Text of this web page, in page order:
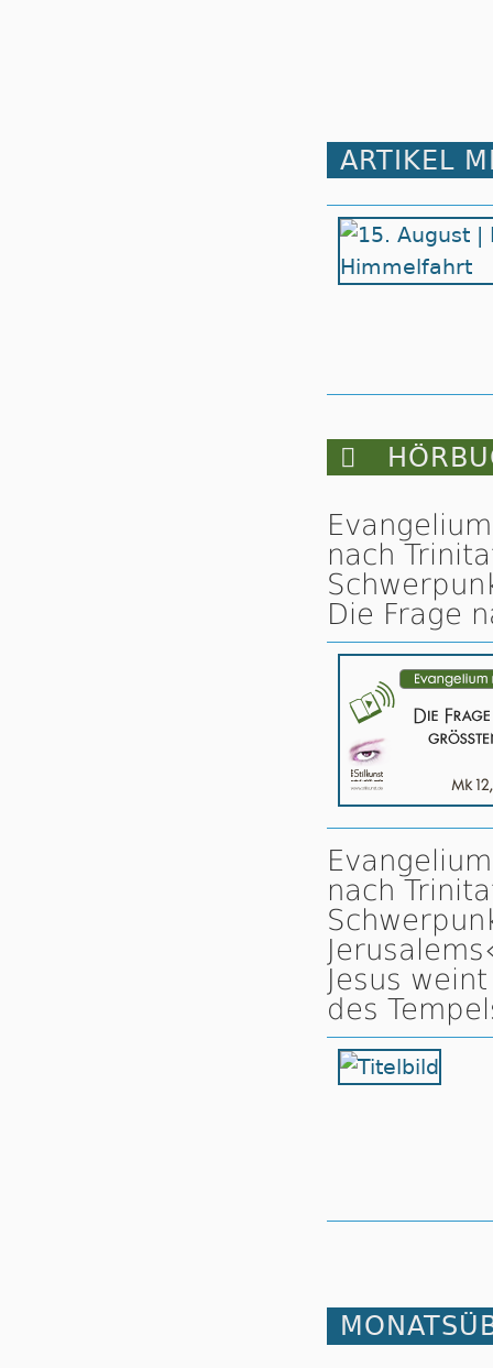
ARTIKEL

nach
Die Frage
nach
Jesus
des